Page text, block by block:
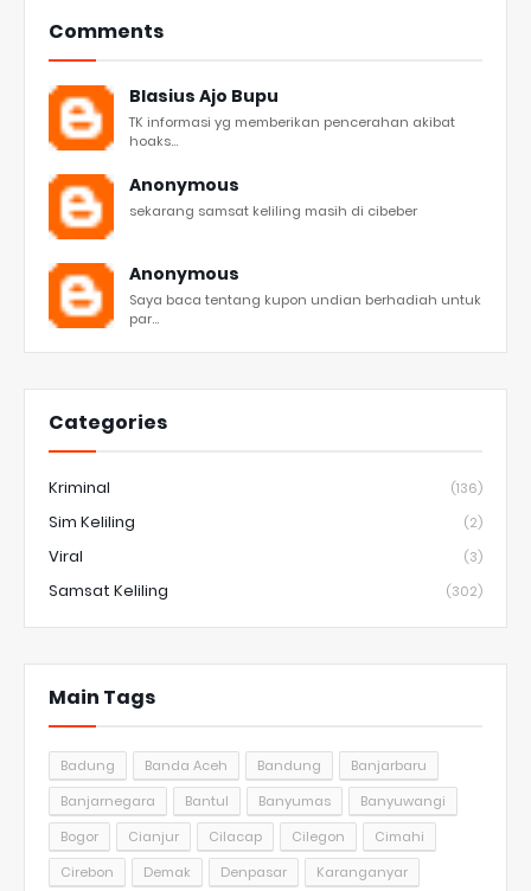
Comments
Blasius Ajo Bupu
TK informasi yg memberikan pencerahan akibat
hoaks...
Anonymous
sekarang samsat keliling masih di cibeber
Anonymous
Saya baca tentang kupon undian berhadiah untuk
par...
Categories
Kriminal (136)
Sim Keliling (2)
Viral (3)
Samsat Keliling (302)
Main Tags
Badung Banda Aceh Bandung
Banjarbaru
Banjarnegara
Bantul Banyumas
Banyuwangi
Bogor
Cianjur Cilacap Cilegon
Cimahi
Cirebon
Demak Denpasar
Karanganyar